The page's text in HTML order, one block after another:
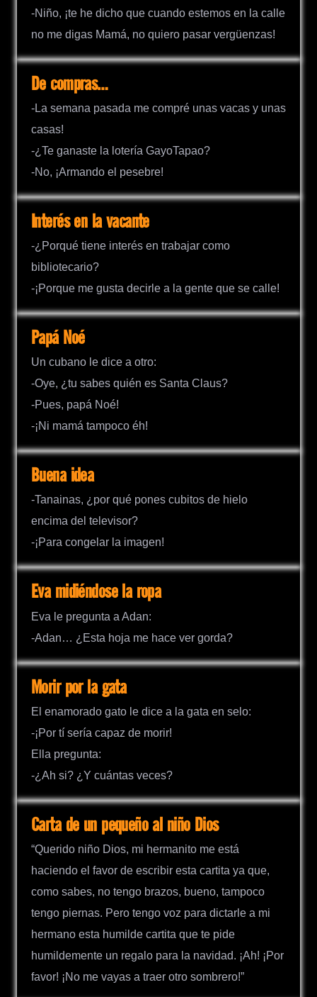
-Niño, ¡te he dicho que cuando estemos en la calle
no me digas Mamá, no quiero pasar vergüenzas!
De compras…
-La semana pasada me compré unas vacas y unas
casas!
-¿Te ganaste la lotería GayoTapao?
-No, ¡Armando el pesebre!
Interés en la vacante
-¿Porqué tiene interés en trabajar como
bibliotecario?
-¡Porque me gusta decirle a la gente que se calle!
Papá Noé
Un cubano le dice a otro:
-Oye, ¿tu sabes quién es Santa Claus?
-Pues, papá Noé!
-¡Ni mamá tampoco éh!
Buena idea
-Tanainas, ¿por qué pones cubitos de hielo
encima del televisor?
-¡Para congelar la imagen!
Eva midiéndose la ropa
Eva le pregunta a Adan:
-Adan… ¿Esta hoja me hace ver gorda?
Morir por la gata
El enamorado gato le dice a la gata en selo:
-¡Por tí sería capaz de morir!
Ella pregunta:
-¿Ah si? ¿Y cuántas veces?
Carta de un pequeño al niño Dios
“Querido niño Dios, mi hermanito me está
haciendo el favor de escribir esta cartita ya que,
como sabes, no tengo brazos, bueno, tampoco
tengo piernas. Pero tengo voz para dictarle a mi
hermano esta humilde cartita que te pide
humildemente un regalo para la navidad. ¡Ah! ¡Por
favor! ¡No me vayas a traer otro sombrero!”